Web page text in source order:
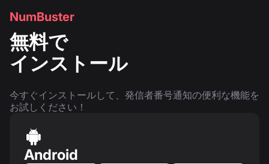
NumBuster
無料で
インストール
今すぐインストールして、発信者番号通知の便利な機能を
お試しください！
Android